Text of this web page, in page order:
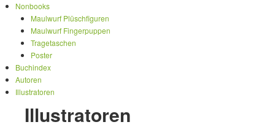
Nonbooks
Maulwurf Plüschfiguren
Maulwurf Fingerpuppen
Tragetaschen
Poster
Buchindex
Autoren
Illustratoren
Illustratoren